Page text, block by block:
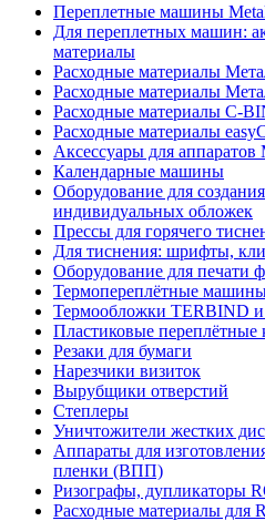
Переплетные машины
Для переплетных машин:
материалы
Расходные материалы
Расходные материалы
Расходные материалы
Расходные материалы
Аксессуары для
Календарные машины
Оборудование для
индивидуальных обложек
Прессы для горячего
Для тиснения: шрифты,
Оборудование для печати
Термопереплётные
Термообложки TERBIND и
Пластиковые переплётные
Резаки для бумаги
Нарезчики визиток
Вырубщики отверстий
Степлеры
Уничтожители жестких
Аппараты для
пленки (ВПП)
Ризографы, дупликаторы
Расходные материалы для